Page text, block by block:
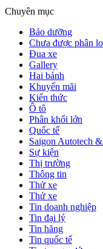
Chuyên mục
Bảo dưỡng
Chưa được phân
Đua xe
Gallery
Hai bánh
Khuyến mãi
Kiến thức
Ô tô
Phân khối lớn
Quốc tế
Saigon Autotech
Sự kiện
Thị trường
Thông tin
Thử xe
Thử xe
Tin doanh nghiệp
Tin đại lý
Tin hãng
Tin quốc tế